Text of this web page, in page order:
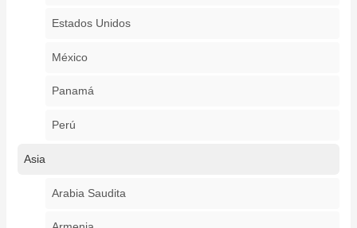
Estados Unidos
México
Panamá
Perú
Asia
Arabia Saudita